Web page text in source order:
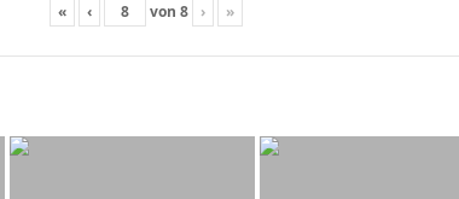
« ‹ von 8 › »